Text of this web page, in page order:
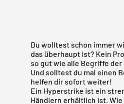
Du wolltest schon immer
das überhaupt ist? Kein
so gut wie alle Begriffe der
Und solltest du mal einen
helfen dir sofort weiter!
Ein Hyperstrike ist ein
Händlern erhältlich ist.